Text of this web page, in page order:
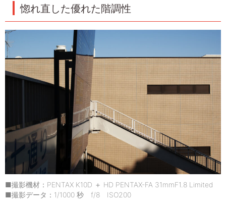
惚れ直した優れた階調性
■撮影機材：PENTAX K10D ＋ HD PENTAX-FA 31mmF1.8 Limited
■撮影データ：1/1000 秒 f/8 ISO200